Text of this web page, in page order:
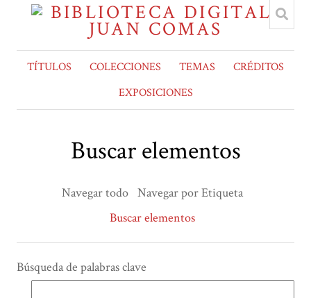
TÍTULOS COLECCIONES TEMAS
CRÉDITOS
EXPOSICIONES
Buscar elementos
Navegar todo Navegar por Etiqueta
Buscar elementos
Búsqueda de palabras clave